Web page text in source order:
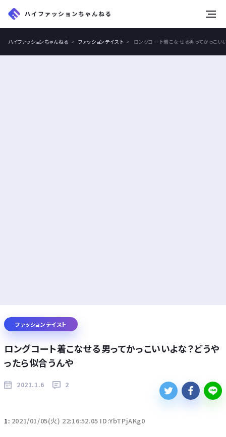
ハイファッションちゃんねる ファッションテイスト ロングコート着こなせる男ってかっこい
ファッションテイスト
ロングコート着こなせる男ってかっこいいよな？どうや
ったら似合うんや
2021.1.6 2
1: 2021/01/05(火) 22:16:52.05 ID:YbTPjAKg0